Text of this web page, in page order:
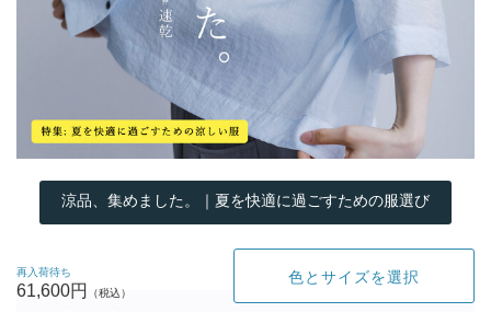
涼品、集めました。｜夏を快適に過ごすための服選び
再入荷待ち
61,600円
色とサイズを選択